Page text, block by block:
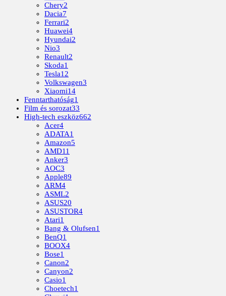
Chery2
Dacia7
Ferrari2
Huawei4
Hyundai2
Nio3
Renault2
Skoda1
Tesla12
Volkswagen3
Xiaomi14
Fenntarthatóság1
Film és sorozat33
High-tech eszköz662
Acer4
ADATA1
Amazon5
AMD11
Anker3
AOC3
Apple89
ARM4
ASML2
ASUS20
ASUSTOR4
Atari1
Bang & Olufsen1
BenQ1
BOOX4
Bose1
Canon2
Canyon2
Casio1
Choetech1